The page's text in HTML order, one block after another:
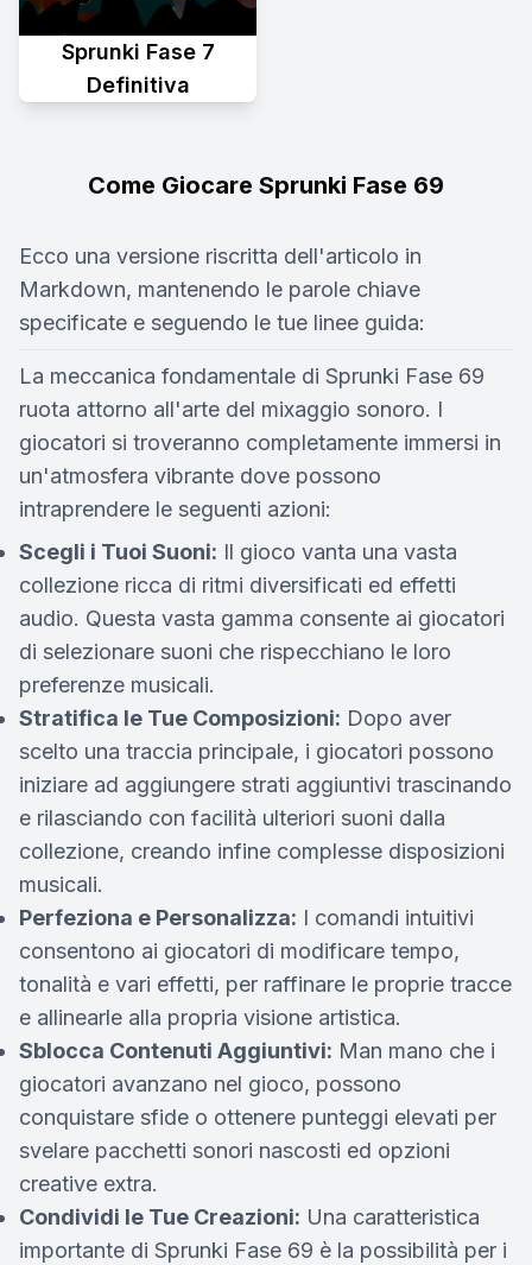
Sprunki Fase 7
Definitiva
Come Giocare Sprunki Fase 69
Ecco una versione riscritta dell'articolo in
Markdown, mantenendo le parole chiave
specificate e seguendo le tue linee guida:
La meccanica fondamentale di Sprunki Fase 69
ruota attorno all'arte del mixaggio sonoro. I
giocatori si troveranno completamente immersi in
un'atmosfera vibrante dove possono
intraprendere le seguenti azioni:
Scegli i Tuoi Suoni: Il gioco vanta una vasta
collezione ricca di ritmi diversificati ed effetti
audio. Questa vasta gamma consente ai giocatori
di selezionare suoni che rispecchiano le loro
preferenze musicali.
Stratifica le Tue Composizioni: Dopo aver
scelto una traccia principale, i giocatori possono
iniziare ad aggiungere strati aggiuntivi trascinando
e rilasciando con facilità ulteriori suoni dalla
collezione, creando infine complesse disposizioni
musicali.
Perfeziona e Personalizza: I comandi intuitivi
consentono ai giocatori di modificare tempo,
tonalità e vari effetti, per raffinare le proprie tracce
e allinearle alla propria visione artistica.
Sblocca Contenuti Aggiuntivi: Man mano che i
giocatori avanzano nel gioco, possono
conquistare sfide o ottenere punteggi elevati per
svelare pacchetti sonori nascosti ed opzioni
creative extra.
Condividi le Tue Creazioni: Una caratteristica
importante di Sprunki Fase 69 è la possibilità per i